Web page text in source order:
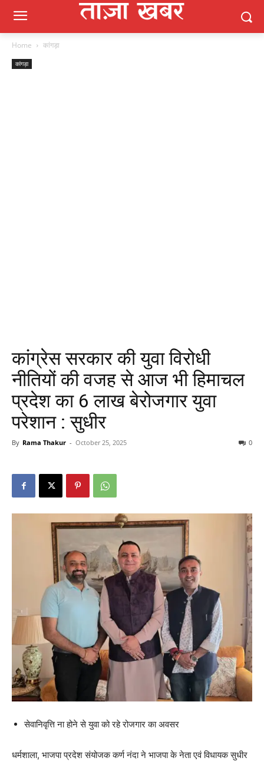
Home कांगड़ा
कांगड़ा
कांग्रेस सरकार की युवा विरोधी
नीतियों की वजह से आज भी हिमाचल
प्रदेश का 6 लाख बेरोजगार युवा
परेशान : सुधीर
By Rama Thakur - October 25, 2025 0
सेवानिवृत्ति ना होने से युवा को रहे रोजगार का अवसर
धर्मशाला, भाजपा प्रदेश संयोजक कर्ण नंदा ने भाजपा के नेता एवं विधायक सुधीर